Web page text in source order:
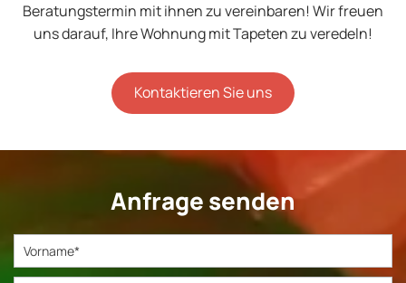
Beratungstermin mit ihnen zu vereinbaren! Wir freuen
uns darauf, Ihre Wohnung mit Tapeten zu veredeln!
Kontaktieren Sie uns
Anfrage senden